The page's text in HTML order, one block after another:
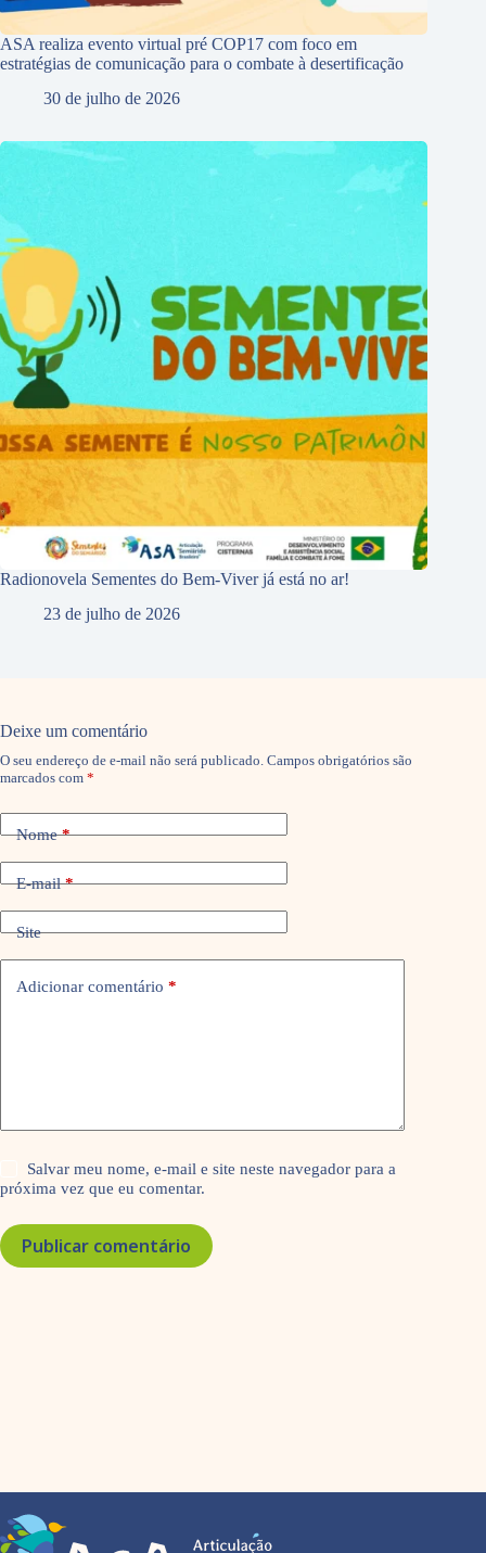
ASA realiza evento virtual pré COP17 com foco em
estratégias de comunicação para o combate à desertificação
30 de julho de 2026
Radionovela Sementes do Bem-Viver já está no ar!
23 de julho de 2026
Deixe um comentário
O seu endereço de e-mail não será publicado. Campos obrigatórios são
marcados com *
Nome*
E-mail*
Site
Adicionar comentário *
Salvar meu nome, e-mail e site neste navegador para a
próxima vez que eu comentar.
Publicar comentário